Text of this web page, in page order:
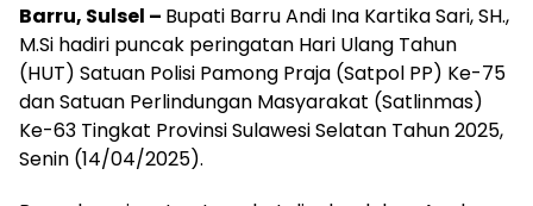
Barru, Sulsel – Bupati Barru Andi Ina Kartika Sari, SH.,
M.Si hadiri puncak peringatan Hari Ulang Tahun
(HUT) Satuan Polisi Pamong Praja (Satpol PP) Ke-75
dan Satuan Perlindungan Masyarakat (Satlinmas)
Ke-63 Tingkat Provinsi Sulawesi Selatan Tahun 2025,
Senin (14/04/2025).